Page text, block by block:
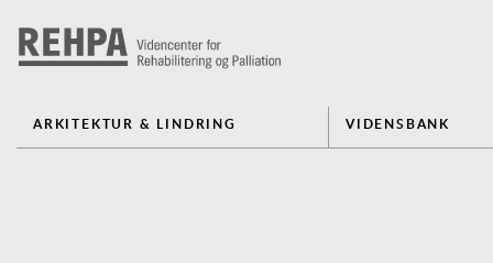
ARKITEKTUR & LINDRING VIDENSBANK